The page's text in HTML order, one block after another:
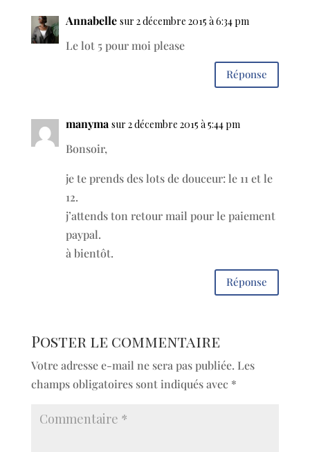
Annabelle sur 2 décembre 2015 à 6:34 pm
Le lot 5 pour moi please
Réponse
manyma sur 2 décembre 2015 à 5:44 pm
Bonsoir,
je te prends des lots de douceur: le 11 et le
12.
j’attends ton retour mail pour le paiement
paypal.
à bientôt.
Réponse
Poster le commentaire
Votre adresse e-mail ne sera pas publiée. Les
champs obligatoires sont indiqués avec *